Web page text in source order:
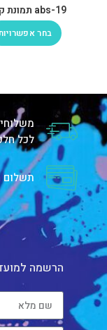
abs-19 תמונת קנבס
בחר
לכל
תשלום
הרשמה